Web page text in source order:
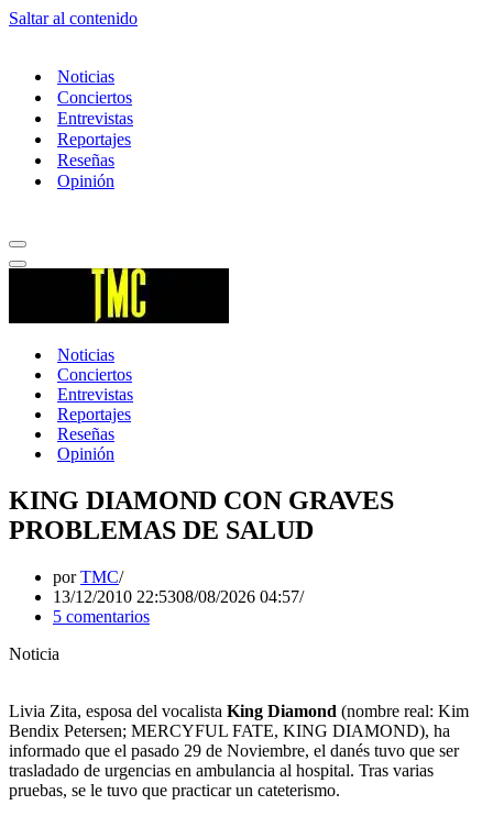
Saltar al contenido
Noticias
Conciertos
Entrevistas
Reportajes
Reseñas
Opinión
Menú
de
Menú
Noticias
Conciertos
Entrevistas
Reportajes
Reseñas
Opinión
KING DIAMOND CON GRAVES
PROBLEMAS DE SALUD
porTMC
13/12/2010 22:5308/08/2026 04:57
5 comentarios
Noticia
Livia Zita, esposa del vocalista King Diamond (nombre real: Kim
Bendix Petersen; MERCYFUL FATE, KING DIAMOND), ha
informado que el pasado 29 de Noviembre, el danés tuvo que ser
trasladado de urgencias en ambulancia al hospital. Tras varias
pruebas, se le tuvo que practicar un cateterismo.